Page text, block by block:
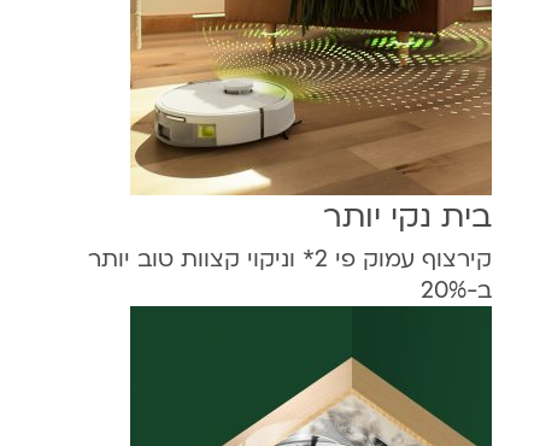
בית נקי יותר
קירצוף עמוק פי 2* וניקוי קצוות טוב יותר
ב-20%